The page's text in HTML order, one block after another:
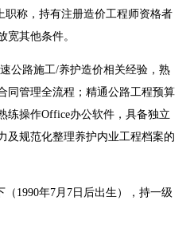
职称，持有注册造价工程师资格者
宽其他条件。
公路施工/养护造价相关经验，熟
同管理全流程；精通公路工程预算
练操作Office办公软件，具备独立
及规范化整理养护内业工程档案的
1990年7月7日后出生），持一级